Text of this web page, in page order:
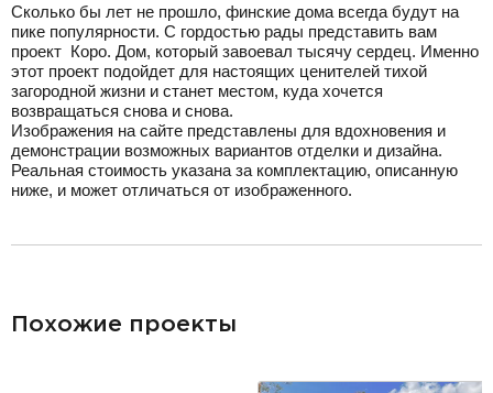
Сколько бы лет не прошло, финские дома всегда будут на
пике популярности. С гордостью рады представить вам
проект Коро. Дом, который завоевал тысячу сердец. Именно
этот проект подойдет для настоящих ценителей тихой
загородной жизни и станет местом, куда хочется
возвращаться снова и снова.
Изображения на сайте представлены для вдохновения и
демонстрации возможных вариантов отделки и дизайна.
Реальная стоимость указана за комплектацию, описанную
ниже, и может отличаться от изображенного.
Похожие проекты